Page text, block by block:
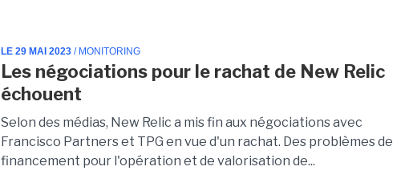
LE 29 MAI 2023 / MONITORING
Les négociations pour le rachat de New Relic
échouent
Selon des médias, New Relic a mis fin aux négociations avec
Francisco Partners et TPG en vue d'un rachat. Des problèmes de
financement pour l'opération et de valorisation de...